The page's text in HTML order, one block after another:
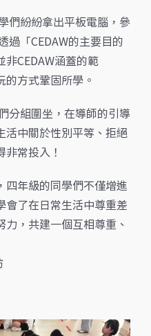
們紛紛拿出平板電腦，參
過「CEDAW的主要目的
CEDAW涵蓋的範
方式鞏固所學。
分組圍坐，在導師的引導
活中關於性別平等、拒絕
常投入！
四年級的同學們不僅增進
會了在日常生活中尊重差
，共建一個互相尊重、